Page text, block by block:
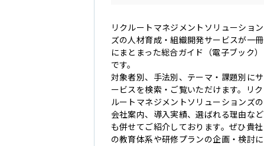
リクルートマネジメントソリューション
ズの人材育成・組織開発サービスが一冊
にまとまった総合ガイド（電子ブック）
です。
対象者別、手法別、テーマ・課題別にサ
ービスを検索・ご覧いただけます。リク
ルートマネジメントソリューションズの
会社案内、導入実績、選ばれる理由など
も併せてご紹介しております。ぜひ貴社
の教育体系や研修プランの企画・検討に